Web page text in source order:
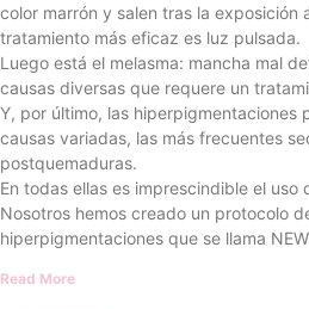
color marrón y salen tras la exposición
tratamiento más eficaz es luz pulsada.
Luego está el melasma: mancha mal
causas diversas que requere un
Y, por último, las hiperpigmentaciones
causas variadas, las más frecuentes
postquemaduras.
En todas ellas es imprescindible el uso
Nosotros hemos creado un protocolo
hiperpigmentaciones que se llama
Read More